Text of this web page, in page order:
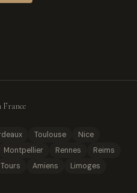
Toulouse
Nice
Montpellier Rennes
Reims
Tours Amiens Limoges